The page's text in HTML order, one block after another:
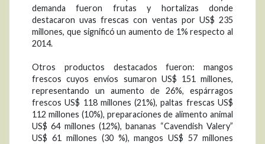
demanda fueron frutas y hortalizas donde
destacaron uvas frescas con ventas por US$ 235
millones, que significó un aumento de 1% respecto al
2014.
Otros productos destacados fueron: mangos
frescos cuyos envíos sumaron US$ 151 millones,
representando un aumento de 26%, espárragos
frescos US$ 118 millones (21%), paltas frescas US$
112 millones (10%), preparaciones de alimento animal
US$ 64 millones (12%), bananas “Cavendish Valery”
US$ 61 millones (30 %), mangos US$ 57 millones